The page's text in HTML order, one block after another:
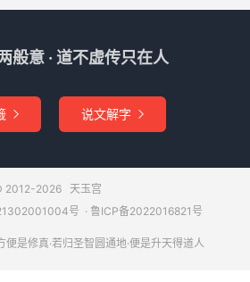
般意 · 道不虚传只在人
 说文解字 
2012-2026 天玉宫
号 ​​​ · 鲁ICP备2022016821号
便是修真·若归圣智圆通地·便是升天得道人